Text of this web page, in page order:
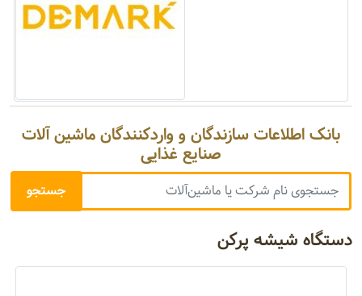
بانک اطلاعات سازندگان و واردکنندگان ماشین آلات
صنایع غذایی
دستگاه شیشه پرکن